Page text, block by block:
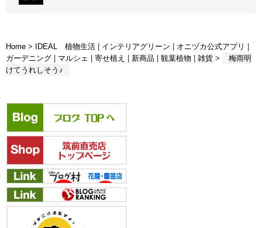
Home > IDEAL 植物生活 インテリアグリーン オニヅカ公式アプリ
ガーデニング
マルシェ 寄せ植え 新商品 観葉植物 雑貨 >
梅雨明
けてうれしそう♪